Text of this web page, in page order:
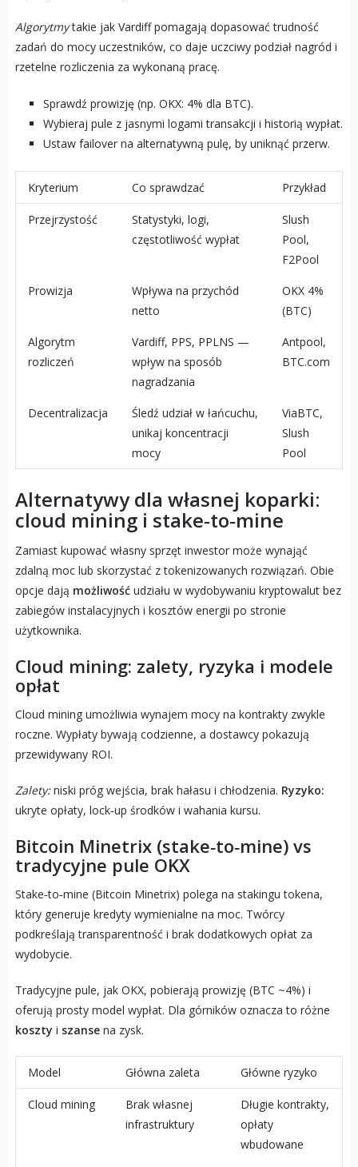
Algorytmytakie jak Vardiff pomagają dopasować trudność
zadań do mocy uczestników, co daje uczciwy podział nagród i
rzetelne rozliczenia za wykonaną pracę.
Sprawdź prowizję (np. OKX: 4% dla BTC).
Wybieraj pule z jasnymi logami transakcji i historią wypłat.
Ustaw failover na alternatywną pulę, by uniknąć przerw.
Kryterium Co sprawdzać Przykład
Przejrzystość
Statystyki, logi,
częstotliwość wypłat
Slush
Pool,
F2Pool
Prowizja
Wpływa na przychód
netto
OKX 4%
(BTC)
Algorytm
rozliczeń
Vardiff, PPS, PPLNS —
wpływ na sposób
nagradzania
Antpool,
BTC.com
Decentralizacja
Śledź udział w łańcuchu,
unikaj koncentracji
mocy
ViaBTC,
Slush
Pool
Alternatywy dla własnej koparki:
cloud mining i stake‑to‑mine
Zamiast kupować własny sprzęt inwestor może wynająć
zdalną moc lub skorzystać z tokenizowanych rozwiązań. Obie
opcje dają możliwośćudziału w wydobywaniu kryptowalut bez
zabiegów instalacyjnych i kosztów energii po stronie
użytkownika.
Cloud mining: zalety, ryzyka i modele
opłat
Cloud mining umożliwia wynajem mocy na kontrakty zwykle
roczne. Wypłaty bywają codzienne, a dostawcy pokazują
przewidywany ROI.
Zalety:niski próg wejścia, brak hałasu i chłodzenia. Ryzyko:
ukryte opłaty, lock‑up środków i wahania kursu.
Bitcoin Minetrix (stake‑to‑mine) vs
tradycyjne pule OKX
Stake‑to‑mine (Bitcoin Minetrix) polega na stakingu tokena,
który generuje kredyty wymienialne na moc. Twórcy
podkreślają transparentność i brak dodatkowych opłat za
wydobycie.
Tradycyjne pule, jak OKX, pobierają prowizję (BTC ~4%) i
oferują prosty model wypłat. Dla górników oznacza to różne
koszty i szansena zysk.
Model Główna zaleta Główne ryzyko
Cloud mining
Brak własnej
infrastruktury
Długie kontrakty,
opłaty
wbudowane